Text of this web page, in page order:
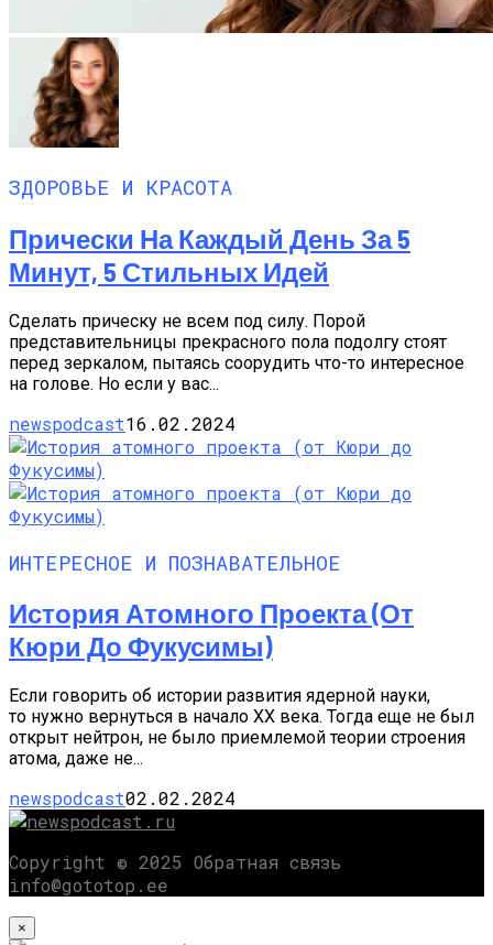
ЗДОРОВЬЕ И КРАСОТА
Прически На Каждый День За 5
Минут, 5 Стильных Идей
Сделать прическу не всем под силу. Порой
представительницы прекрасного пола подолгу стоят
перед зеркалом, пытаясь соорудить что-то интересное
на голове. Но если у вас...
newspodcast16.02.2024
ИНТЕРЕСНОЕ И ПОЗНАВАТЕЛЬНОЕ
История Атомного Проекта (от
Кюри До Фукусимы)
Если говорить об истории развития ядерной науки,
то нужно вернуться в начало XX века. Тогда еще не был
открыт нейтрон, не было приемлемой теории строения
атома, даже не...
newspodcast02.02.2024
Copyright © 2025 Обратная связь
info@gototop.ee
×